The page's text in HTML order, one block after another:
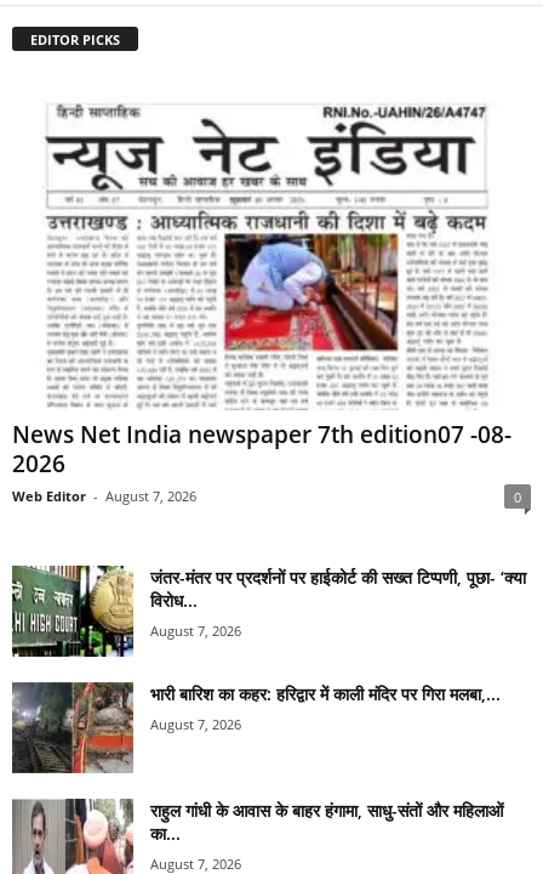
EDITOR PICKS
News Net India newspaper 7th edition07 -08-
2026
Web Editor - August 7, 2026 0
जंतर-मंतर पर प्रदर्शनों पर हाईकोर्ट की सख्त टिप्पणी, पूछा- ‘क्या
विरोध...
August 7, 2026
भारी बारिश का कहर: हरिद्वार में काली मंदिर पर गिरा मलबा,...
August 7, 2026
राहुल गांधी के आवास के बाहर हंगामा, साधु-संतों और महिलाओं
का...
August 7, 2026